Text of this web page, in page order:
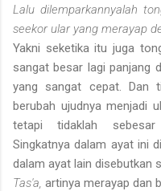
Lalu dilemparkannyalah
seekor ular yang merayap
Yakni seketika itu juga
sangat besar lagi panjang
yang sangat cepat. Dan
berubah ujudnya menjadi
tetapi tidaklah sebesar
Singkatnya dalam ayat ini
dalam ayat lain disebutkan
Tas'a, artinya merayap dan